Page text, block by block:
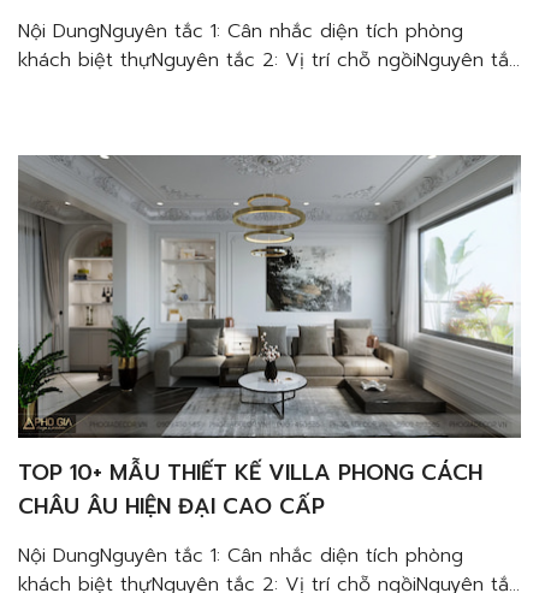
Nội DungNguyên tắc 1: Cân nhắc diện tích phòng
khách biệt thựNguyên tắc 2: Vị trí chỗ ngồiNguyên tắc
thất chuyên nghiệp giúp mang […]
TOP 10+ MẪU THIẾT KẾ VILLA PHONG CÁCH
CHÂU ÂU HIỆN ĐẠI CAO CẤP
Nội DungNguyên tắc 1: Cân nhắc diện tích phòng
khách biệt thựNguyên tắc 2: Vị trí chỗ ngồiNguyên tắc